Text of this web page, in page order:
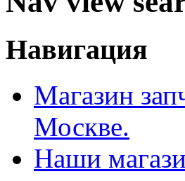
Навигация
Магазин
Москве.
Наши